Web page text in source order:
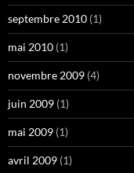
septembre 2010 (1)
mai 2010 (1)
novembre 2009 (4)
juin 2009 (1)
mai 2009 (1)
avril 2009 (1)